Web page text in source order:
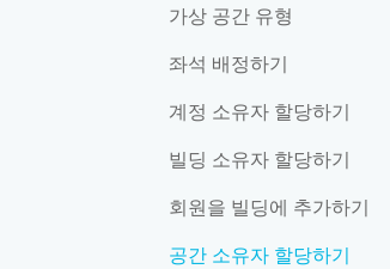
가상 공간 유형
좌석 배정하기
계정 소유자 할당하기
빌딩 소유자 할당하기
회원을 빌딩에 추가하기
공간 소유자 할당하기